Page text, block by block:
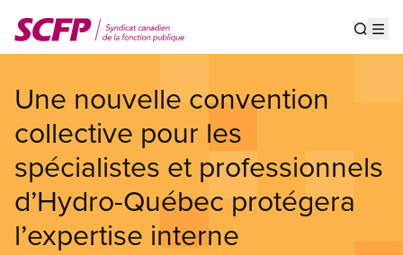
au
contenu
Une nouvelle convention
collective pour les
spécialistes et professionnels
d’Hydro-Québec protégera
l’expertise interne